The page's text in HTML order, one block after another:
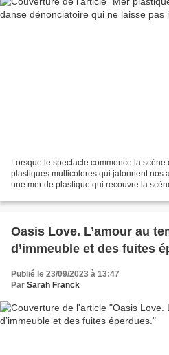
Lorsque le spectacle commence la scène
plastiques multicolores qui jalonnent nos
une mer de plastique qui recouvre la
Oasis Love. L’amour au
d’immeuble et des fuites
Publié le 23/09/2023 à 13:47
Par Sarah Franck